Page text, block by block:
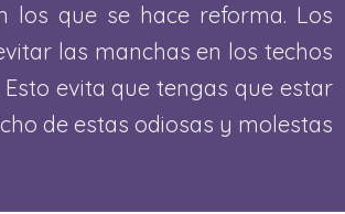
los que se hace reforma. Los
las manchas en los techos
evita que tengas que estar
de estas odiosas y molestas